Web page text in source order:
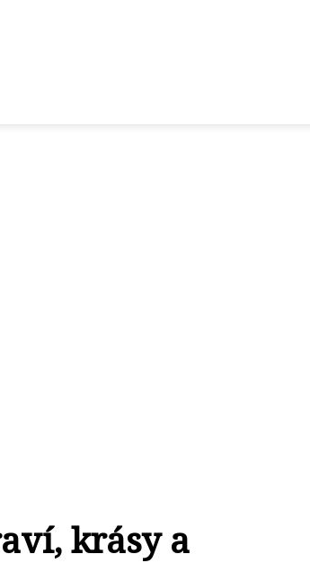
krásy a